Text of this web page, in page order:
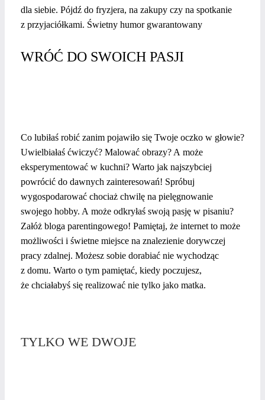
dla siebie. Pójdź do fryzjera, na zakupy czy na spotkanie
z przyjaciółkami. Świetny humor gwarantowany
WRÓĆ DO SWOICH PASJI
Co lubiłaś robić zanim pojawiło się Twoje oczko w głowie?
Uwielbiałaś ćwiczyć? Malować obrazy? A może
eksperymentować w kuchni? Warto jak najszybciej
powrócić do dawnych zainteresowań! Spróbuj
wygospodarować chociaż chwilę na pielęgnowanie
swojego hobby. A może odkryłaś swoją pasję w pisaniu?
Załóż bloga parentingowego! Pamiętaj, że internet to może
możliwości i świetne miejsce na znalezienie dorywczej
pracy zdalnej. Możesz sobie dorabiać nie wychodząc
z domu. Warto o tym pamiętać, kiedy poczujesz,
że chciałabyś się realizować nie tylko jako matka.
TYLKO WE DWOJE